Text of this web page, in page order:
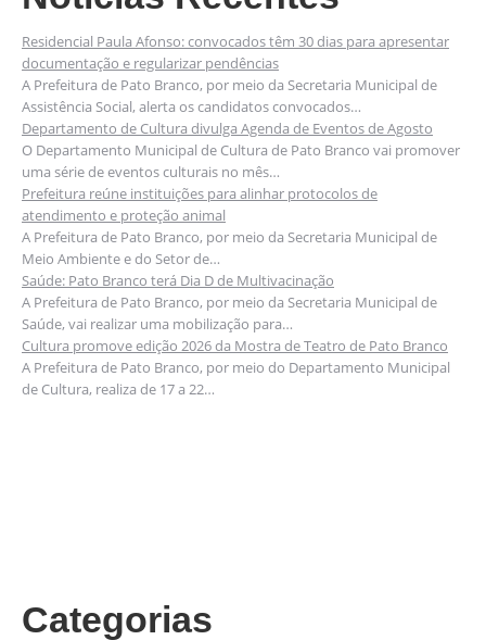
Residencial Paula Afonso: convocados têm 30 dias para apresentar
documentação e regularizar pendências
A Prefeitura de Pato Branco, por meio da Secretaria Municipal de
Assistência Social, alerta os candidatos convocados…
Departamento de Cultura divulga Agenda de Eventos de Agosto
O Departamento Municipal de Cultura de Pato Branco vai promover
uma série de eventos culturais no mês…
Prefeitura reúne instituições para alinhar protocolos de
atendimento e proteção animal
A Prefeitura de Pato Branco, por meio da Secretaria Municipal de
Meio Ambiente e do Setor de…
Saúde: Pato Branco terá Dia D de Multivacinação
A Prefeitura de Pato Branco, por meio da Secretaria Municipal de
Saúde, vai realizar uma mobilização para…
Cultura promove edição 2026 da Mostra de Teatro de Pato Branco
A Prefeitura de Pato Branco, por meio do Departamento Municipal
de Cultura, realiza de 17 a 22…
Categorias